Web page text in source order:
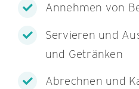
Annehmen von
Servieren und
und Getränken
Abrechnen und